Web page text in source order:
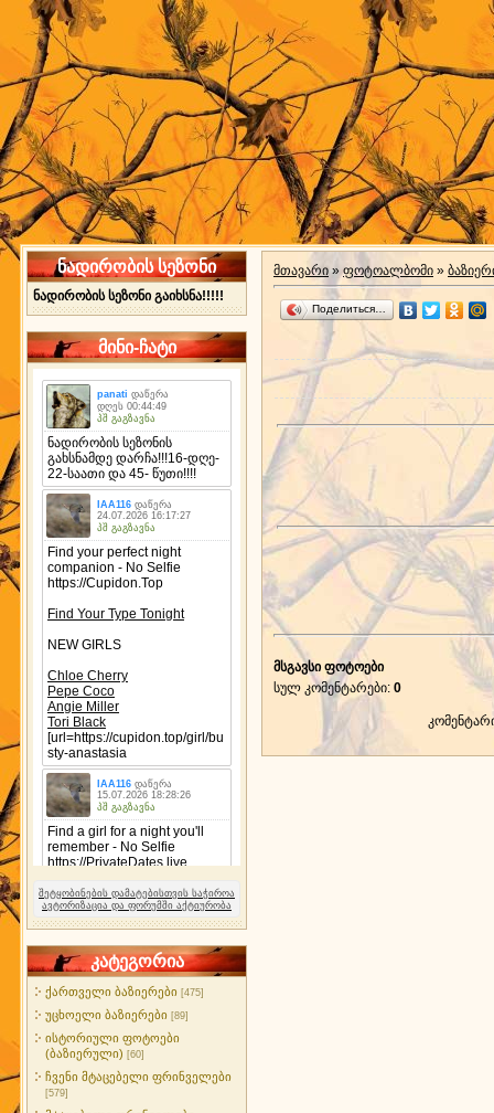
ნადირობის სეზონი
ნადირობის სეზონი გაიხსნა!!!!!
მინი-ჩატი
შეტყობინების დამატებისთვის საჭიროა
ავტორიზაცია და ფორუმში აქტიურობა
კატეგორია
ქართველი ბაზიერები [475]
უცხოელი ბაზიერები [89]
ისტორიული ფოტოები
(ბაზიერული) [60]
ჩვენი მტაცებელი ფრინველები
[579]
მთავარი » ფოტოალბომი »
Поделиться…
მსგავსი ფოტოები
სულ კომენტარები: 0